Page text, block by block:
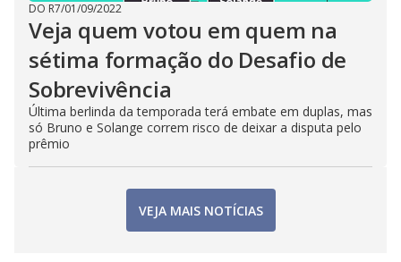
DO R7/01/09/2022
Veja quem votou em quem na
sétima formação do Desafio de
Sobrevivência
Última berlinda da temporada terá embate em duplas, mas
só Bruno e Solange correm risco de deixar a disputa pelo
prêmio
VEJA MAIS NOTÍCIAS